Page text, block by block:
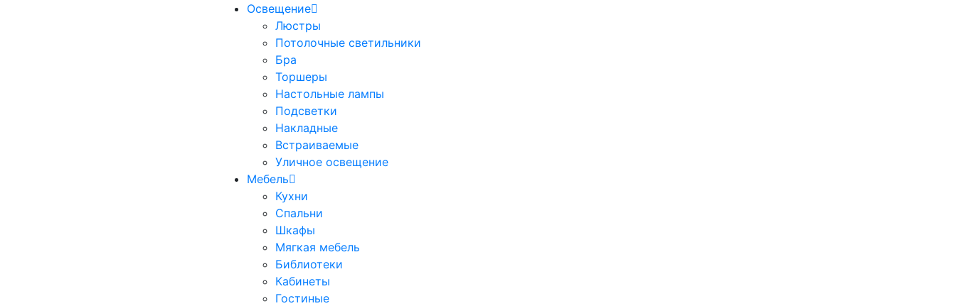
Освещение
Люстры
Потолочные светильники
Бра
Торшеры
Настольные лампы
Подсветки
Накладные
Встраиваемые
Уличное освещение
Мебель
Кухни
Спальни
Шкафы
Мягкая мебель
Библиотеки
Кабинеты
Гостиные